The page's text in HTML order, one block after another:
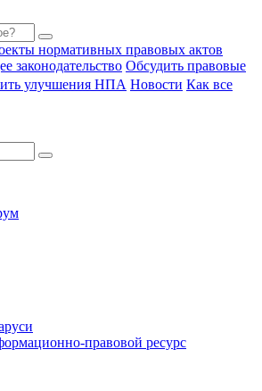
нормативных правовых актов
законодательство Обсудить правовые
улучшения НПА Новости Как все
правовой ресурс